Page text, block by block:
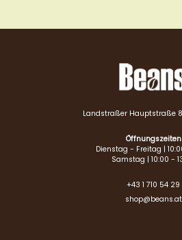
Landstraßer Hauptstraße
Öffnungszeiten
Dienstag - Freitag |
Samstag | 10:00 -
+43 1 710 54 29
shop@beans.at